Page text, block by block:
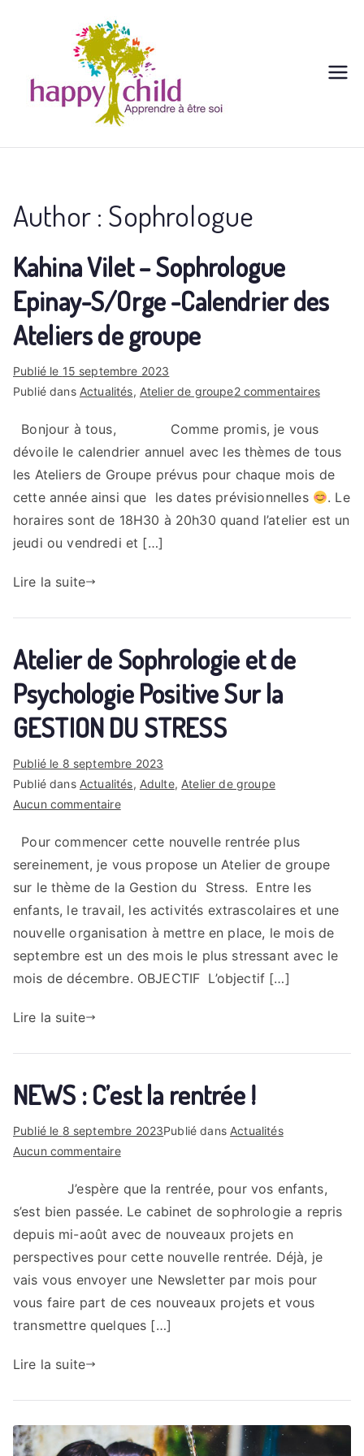
Author : Sophrologue
Kahina Vilet – Sophrologue
Epinay-S/Orge -Calendrier des
Ateliers de groupe
Publié le 15 septembre 2023
Publié dans Actualités, Atelier de groupe2 commentairessur
–
Epinay-
Bonjour à tous, Comme promis, je vous
dévoile le calendrier annuel avec les thèmes de tous
les Ateliers de Groupe prévus pour chaque mois de
cette année ainsi que les dates prévisionnelles
. Le
horaires sont de 18H30 à 20h30 quand l’atelier est un
jeudi ou vendredi et […]
Lire la suite
Atelier de Sophrologie et de
Psychologie Positive Sur la
GESTION DU STRESS
Publié le 8 septembre 2023
Publié dans Actualités, Adulte, Atelier de groupe
Aucun commentairesur
de
Sophrologie
et
de
Psychologie
Sur
la
Pour commencer cette nouvelle rentrée plus
sereinement, je vous propose un Atelier de groupe
sur le thème de la Gestion du Stress. Entre les
enfants, le travail, les activités extrascolaires et une
nouvelle organisation à mettre en place, le mois de
septembre est un des mois le plus stressant avec le
mois de décembre. OBJECTIF L’objectif […]
Lire la suite
NEWS : C’est la rentrée !
Publié le 8 septembre 2023Publié dans Actualités
Aucun commentairesur
C’est
la
rentrée
J’espère que la rentrée, pour vos enfants,
s’est bien passée. Le cabinet de sophrologie a repris
depuis mi-août avec de nouveaux projets en
perspectives pour cette nouvelle rentrée. Déjà, je
vais vous envoyer une Newsletter par mois pour
vous faire part de ces nouveaux projets et vous
transmettre quelques […]
Lire la suite